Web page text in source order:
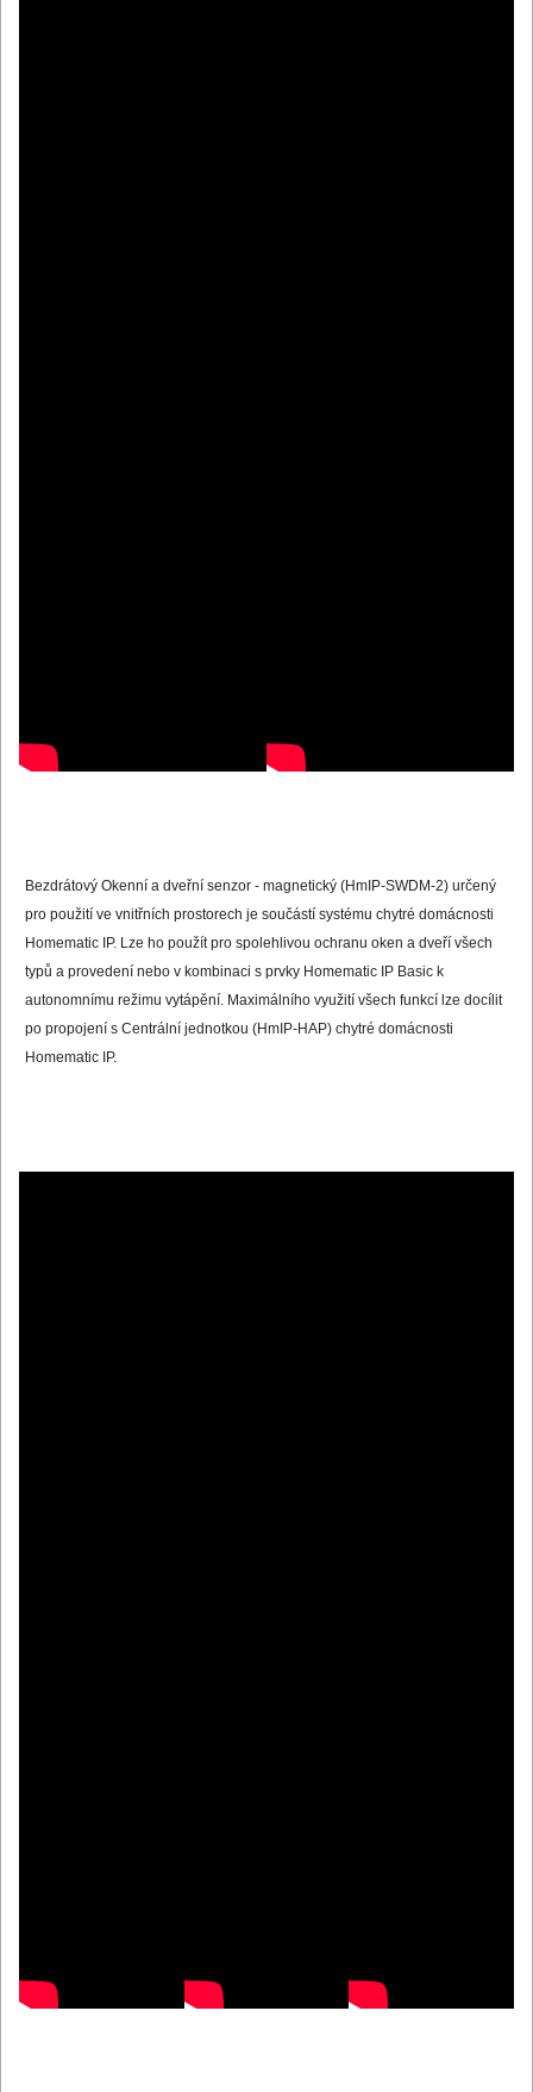
Bezdrátový Okenní a dveřní senzor - magnetický (HmIP-SWDM-2) určený
pro použití ve vnitřních prostorech je součástí systému chytré domácnosti
Homematic IP. Lze ho použít pro spolehlivou ochranu oken a dveří všech
typů a provedení nebo v kombinaci s prvky Homematic IP Basic k
autonomnímu režimu vytápění. Maximálního využití všech funkcí lze docílit
po propojení s Centrální jednotkou (HmIP-HAP) chytré domácnosti
Homematic IP.